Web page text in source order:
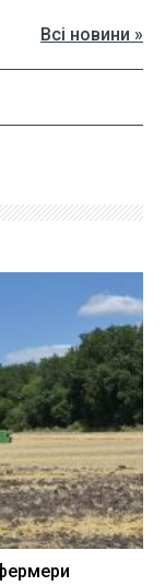
Всі новини »